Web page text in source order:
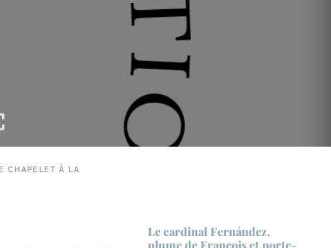
CHAPELET À LA
Le cardinal Fernández,
plume de François et porte-​